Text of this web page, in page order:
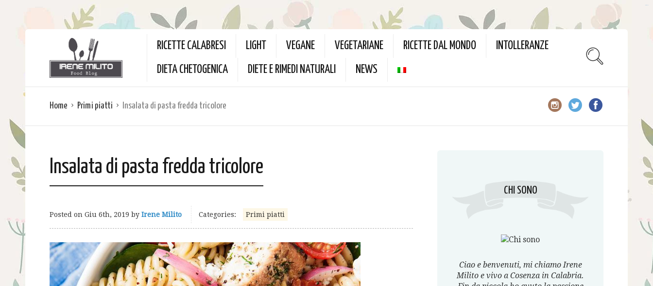
RICETTE CALABRESI LIGHT VEGANE VEGETARIANE RICETTE DAL MONDO INTOLLERANZE
DIETA CHETOGENICA DIETE E RIMEDI NATURALI NEWS
Home Primi piatti Insalata di pasta fredda tricolore
Insalata di pasta fredda tricolore
Posted on Giu 6th, 2019 by Irene Milito Categories: Primi piatti
CHI SONO
Ciao e benvenuti, mi chiamo Irene
Milito e vivo a Cosenza in Calabria.